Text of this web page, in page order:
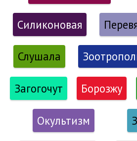
Силиконовая
Слушала
Загогочут Борозжу
Окультизм